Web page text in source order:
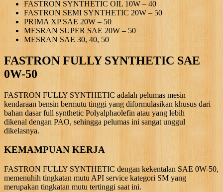
FASTRON SYNTHETIC OIL 10W – 40
FASTRON SEMI SYNTHETIC 20W – 50
PRIMA XP SAE 20W – 50
MESRAN SUPER SAE 20W – 50
MESRAN SAE 30, 40, 50
FASTRON FULLY SYNTHETIC SAE
0W-50
FASTRON FULLY SYNTHETIC adalah pelumas mesin
kendaraan bensin bermutu tinggi yang diformulasikan khusus dari
bahan dasar full synthetic Polyalphaolefin atau yang lebih
dikenal dengan PAO, sehingga pelumas ini sangat unggul
dikelasnya.
KEMAMPUAN KERJA
FASTRON FULLY SYNTHETIC dengan kekentalan SAE 0W-50,
memenuhih tingkatan mutu API service kategori SM yang
merupakan tingkatan mutu tertinggi saat ini.